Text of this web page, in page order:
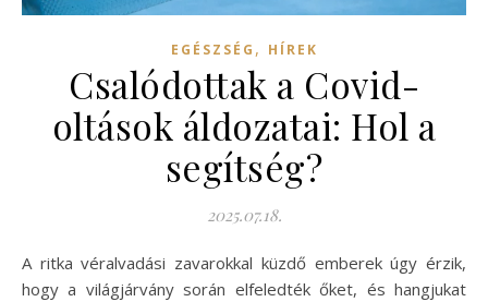
EGÉSZSÉG , HÍREK
Csalódottak a Covid-
oltások áldozatai: Hol a
segítség?
2025.07.18.
A ritka véralvadási zavarokkal küzdő emberek úgy érzik,
hogy a világjárvány során elfeledték őket, és hangjukat